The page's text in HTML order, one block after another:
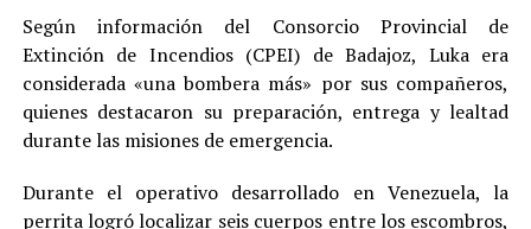
Según información del Consorcio Provincial de
Extinción de Incendios (CPEI) de Badajoz, Luka era
considerada «una bombera más» por sus compañeros,
quienes destacaron su preparación, entrega y lealtad
durante las misiones de emergencia.
Durante el operativo desarrollado en Venezuela, la
perrita logró localizar seis cuerpos entre los escombros,